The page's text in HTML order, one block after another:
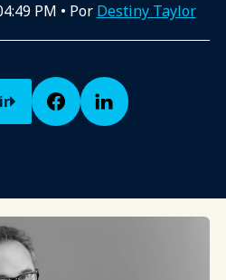
PM • Por Destiny Taylor